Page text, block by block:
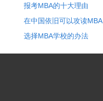
报考MBA的十大理由
在中国依旧可以攻读MBA
选择MBA学校的办法